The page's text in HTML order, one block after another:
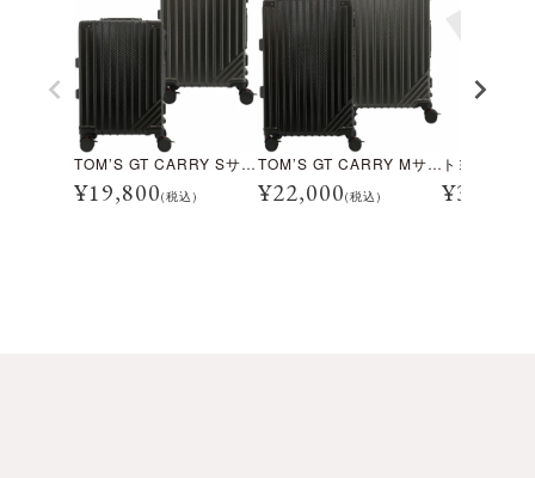
TOM’S GT CARRY Sサイズ
¥19,800(税込)
TOM’S GT CARRY Mサイズ
¥22,000(税込) ¥3,960